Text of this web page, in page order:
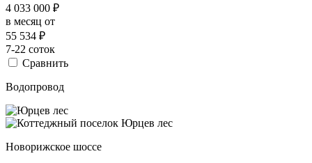
4 033 000 ₽
в месяц от
55 534 ₽
7-22 соток
Сравнить
Водопровод
Новорижское шоссе